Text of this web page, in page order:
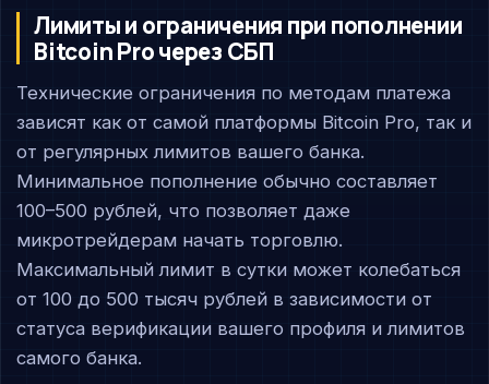
Лимиты и ограничения при пополнении
Bitcoin Pro через СБП
Технические ограничения по методам платежа
зависят как от самой платформы Bitcoin Pro, так и
от регулярных лимитов вашего банка.
Минимальное пополнение обычно составляет
100–500 рублей, что позволяет даже
микротрейдерам начать торговлю.
Максимальный лимит в сутки может колебаться
от 100 до 500 тысяч рублей в зависимости от
статуса верификации вашего профиля и лимитов
самого банка.